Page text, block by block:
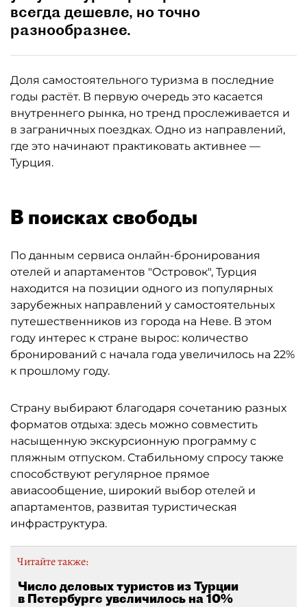
всегда дешевле, но точно
разнообразнее.
Доля самостоятельного туризма в последние
годы растёт. В первую очередь это касается
внутреннего рынка, но тренд прослеживается и
в заграничных поездках. Одно из направлений,
где это начинают практиковать активнее —
Турция.
В поисках свободы
По данным сервиса онлайн-бронирования
отелей и апартаментов "Островок", Турция
находится на позиции одного из популярных
зарубежных направлений у самостоятельных
путешественников из города на Неве. В этом
году интерес к стране вырос: количество
бронирований с начала года увеличилось на 22%
к прошлому году.
Страну выбирают благодаря сочетанию разных
форматов отдыха: здесь можно совместить
насыщенную экскурсионную программу с
пляжным отпуском. Стабильному спросу также
способствуют регулярное прямое
авиасообщение, широкий выбор отелей и
апартаментов, развитая туристическая
инфраструктура.
Читайте также:
Число деловых туристов из Турции
в Петербурге увеличилось на 10%